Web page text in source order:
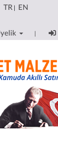
TR| EN